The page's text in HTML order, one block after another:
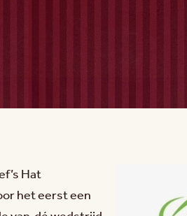
Hat
het eerst een